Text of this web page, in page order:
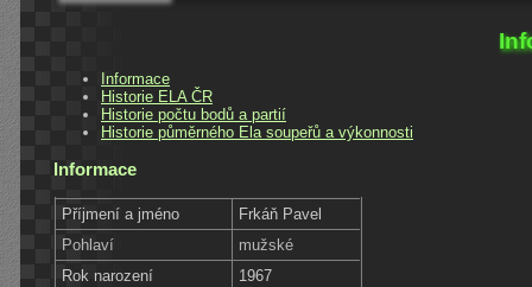
Informace
Historie ELA ČR
Historie počtu bodů a partií
Historie půměrného Ela soupeřů a výkonnosti
Informace
Příjmení a jméno
Frkáň Pavel
Pohlaví
mužské
Rok narození
1967